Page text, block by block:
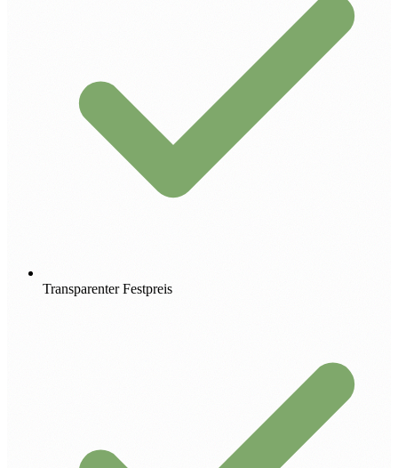
Transparenter Festpreis